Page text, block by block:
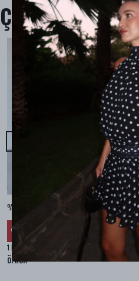
Çok Satanlar
%100 KETEN CEPLİ ŞALVAR PANTOLON - Bej
% ₺ 1,609.99
1 Renk 4 Beden
örnek